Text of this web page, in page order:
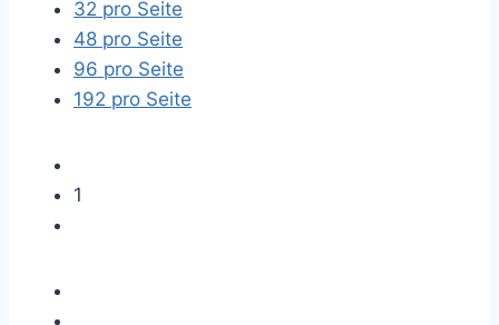
32 pro Seite
48 pro Seite
96 pro Seite
192 pro Seite
1